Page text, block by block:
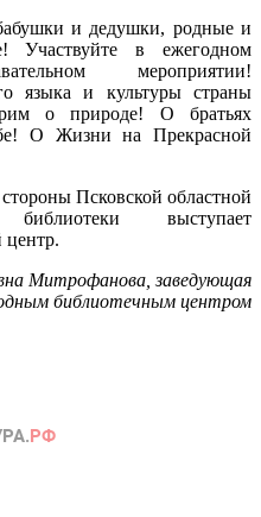
и дедушки, родные и
Участвуйте в ежегодном
мероприятии!
языка и культуры страны
о природе! О братьях
О Жизни на Прекрасной
Псковской областной
выступает
Митрофанова, заведующая
библиотечным центром